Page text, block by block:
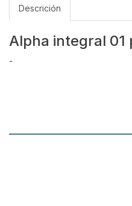
Descrición
Alpha integral 01
-